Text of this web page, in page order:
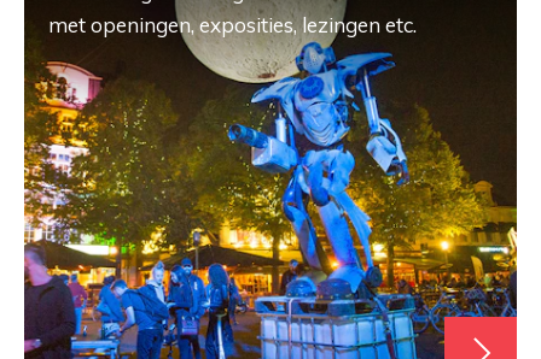
met openingen, exposities, lezingen etc.